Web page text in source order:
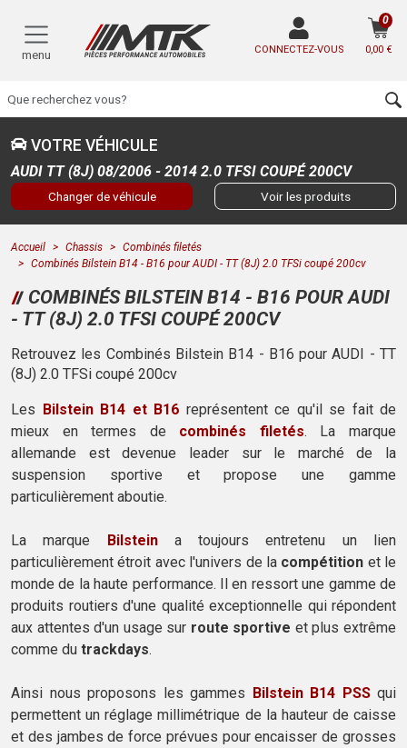
menu CONNECTEZ-VOUS 0,00 €
0
VOTRE VÉHICULE
AUDI TT (8J) 08/2006 - 2014 2.0 TFSI COUPÉ 200CV
Changer de véhicule Voir les produits
Accueil Chassis
Combinés filetés
Combinés Bilstein B14 - B16 pour AUDI - TT (8J) 2.0 TFSi coupé 200cv
COMBINÉS BILSTEIN B14 - B16 POUR AUDI
- TT (8J) 2.0 TFSI COUPÉ 200CV
Retrouvez les Combinés Bilstein B14 - B16 pour AUDI - TT
(8J) 2.0 TFSi coupé 200cv
Les Bilstein B14 et B16 représentent ce qu'il se fait de
mieux en termes de combinés filetés. La marque
allemande est devenue leader sur le marché de la
suspension sportive et propose une gamme
particulièrement aboutie.
La marque Bilsteina toujours entretenu un lien
particulièrement étroit avec l'univers de la compétition et le
monde de la haute performance. Il en ressort une gamme de
produits routiers d'une qualité exceptionnelle qui répondent
aux attentes d'un usage sur route sportive et plus extrême
comme du trackdays.
Ainsi nous proposons les gammes Bilstein B14 PSSqui
permettent un réglage millimétrique de la hauteur de caisse
et des jambes de force prévues pour encaisser de grosses